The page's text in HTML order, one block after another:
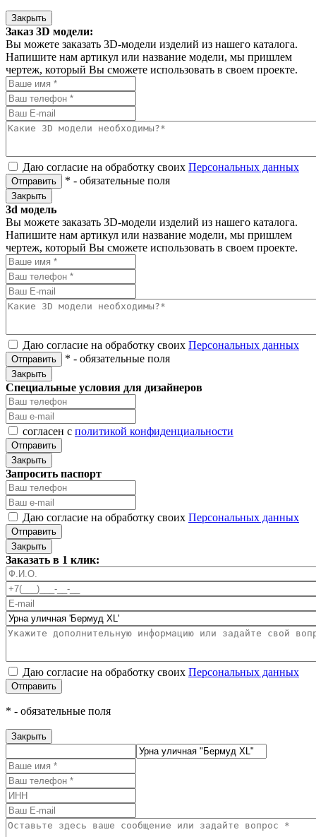
Закрыть
Заказ 3D модели:
Вы можете заказать 3D-модели изделий из нашего каталога.
Напишите нам артикул или название модели, мы пришлем
чертеж, который Вы сможете использовать в своем проекте.
Даю согласие на обработку своих Персональных данных
Отправить * - обязательные поля
Закрыть
3d модель
Вы можете заказать 3D-модели изделий из нашего каталога.
Напишите нам артикул или название модели, мы пришлем
чертеж, который Вы сможете использовать в своем проекте.
Даю согласие на обработку своих Персональных данных
Отправить * - обязательные поля
Закрыть
Специальные условия для дизайнеров
согласен с политикой конфиденциальности
Отправить
Закрыть
Запросить паспорт
Даю согласие на обработку своих Персональных данных
Отправить
Закрыть
Заказать в 1 клик:
Даю согласие на обработку своих Персональных данных
Отправить
* - обязательные поля
Закрыть